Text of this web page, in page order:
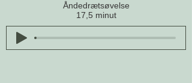
Åndedrætsøvelse
17,5 minut